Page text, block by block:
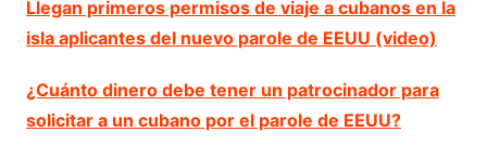
Llegan primeros permisos de viaje a cubanos en la
isla aplicantes del nuevo parole de EEUU (video)
¿Cuánto dinero debe tener un patrocinador para
solicitar a un cubano por el parole de EEUU?